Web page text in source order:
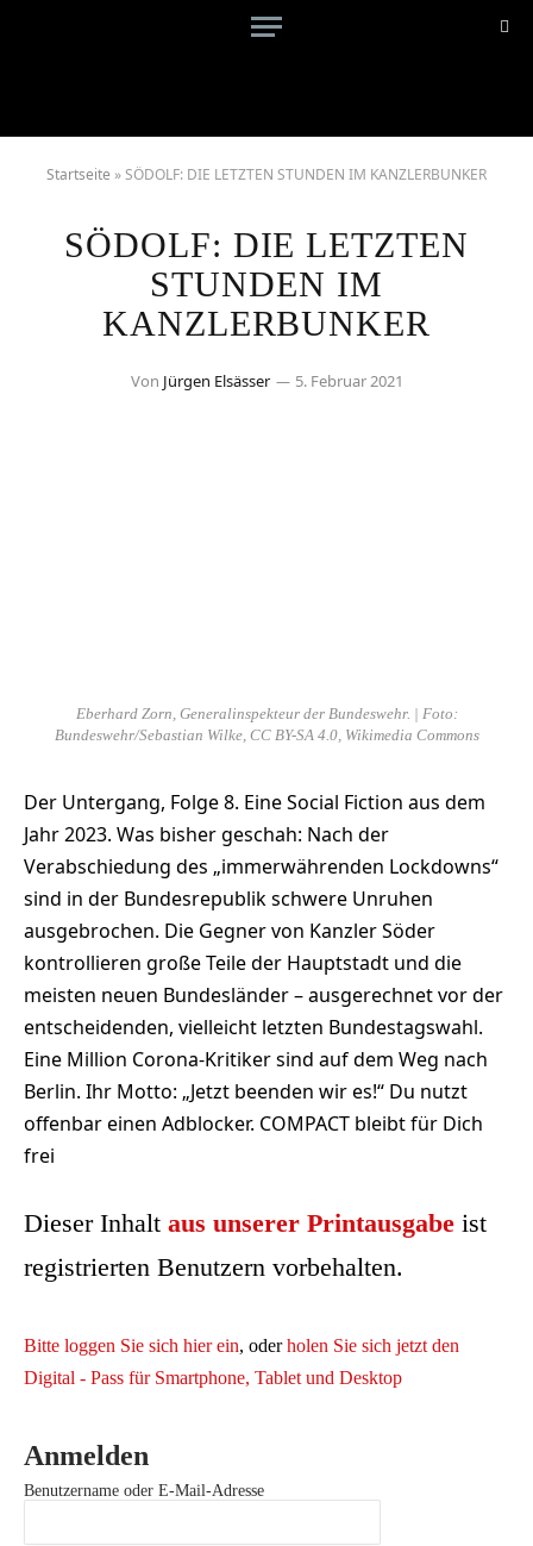
Startseite »SÖDOLF: DIE LETZTEN STUNDEN IM KANZLERBUNKER
SÖDOLF: DIE LETZTEN
STUNDEN IM
KANZLERBUNKER
Von Jürgen Elsässer 5. Februar 2021
Eberhard Zorn, Generalinspekteur der Bundeswehr. | Foto:
Bundeswehr/Sebastian Wilke, CC BY-SA 4.0, Wikimedia Commons
Der Untergang, Folge 8. Eine Social Fiction aus dem
Jahr 2023. Was bisher geschah: Nach der
Verabschiedung des „immerwährenden Lockdowns“
sind in der Bundesrepublik schwere Unruhen
ausgebrochen. Die Gegner von Kanzler Söder
kontrollieren große Teile der Hauptstadt und die
meisten neuen Bundesländer – ausgerechnet vor der
entscheidenden, vielleicht letzten Bundestagswahl.
Eine Million Corona-Kritiker sind auf dem Weg nach
Berlin. Ihr Motto: „Jetzt beenden wir es!“ Du nutzt
offenbar einen Adblocker. COMPACT bleibt für Dich
frei
Dieser Inhalt aus unserer Printausgabe ist
registrierten Benutzern vorbehalten.
Bitte loggen Sie sich hier ein, oderholen Sie sich jetzt den
Digital - Pass für Smartphone, Tablet und Desktop
Anmelden
Benutzername oder E-Mail-Adresse